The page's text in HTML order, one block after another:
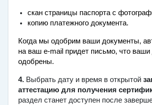
скан страницы паспорта с
копию платежного документа.
Когда мы одобрим ваши документы,
на ваш e-mail придет письмо, что
одобрены.
4. Выбрать дату и время в открытой
аттестацию для получения
раздел станет доступен после